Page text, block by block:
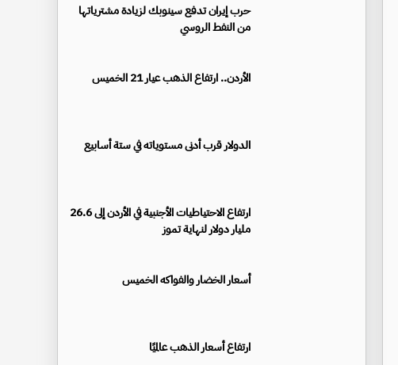
حرب إيران تدفع سينوبك لزيادة مشترياتها
من النفط الروسي
الأردن.. ارتفاع الذهب عيار 21 الخميس
الدولار قرب أدنى مستوياته في ستة أسابيع
ارتفاع الاحتياطيات الأجنبية في الأردن إلى 26.6
مليار دولار لنهاية تموز
أسعار الخضار والفواكه الخميس
ارتفاع أسعار الذهب عالميًا